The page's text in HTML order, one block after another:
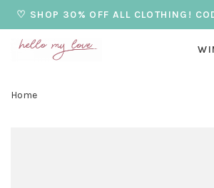
♡ SHOP 30% OFF ALL CLOTHING!
Home